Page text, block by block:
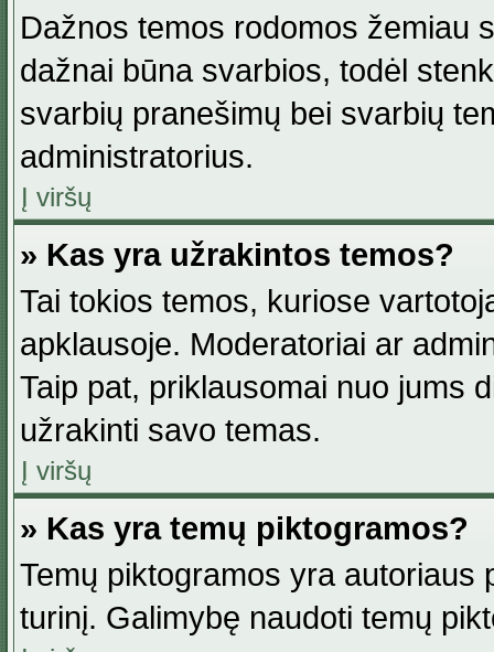
Dažnos temos rodomos žemiau
dažnai būna svarbios, todėl
svarbių pranešimų bei svarbių
administratorius.
Į viršų
» Kas yra užrakintos temos?
Tai tokios temos, kuriose
apklausoje. Moderatoriai ar
Taip pat, priklausomai nuo jums
užrakinti savo temas.
Į viršų
» Kas yra temų piktogramos?
Temų piktogramos yra autoriaus
turinį. Galimybę naudoti temų